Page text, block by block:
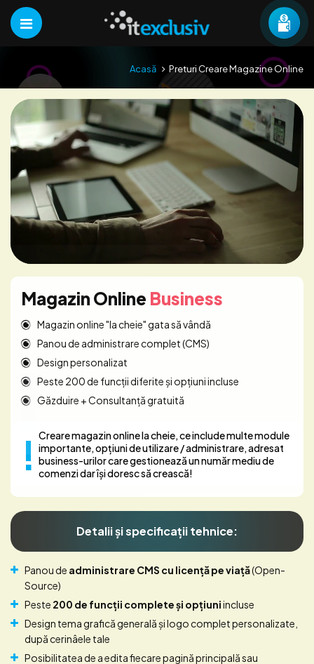
Acasă Preturi Creare Magazine Online
Magazin Online Business
Magazin online "la cheie" gata să vândă
Panou de administrare complet (CMS)
Design personalizat
Peste 200 de funcții diferite și opțiuni incluse
Găzduire + Consultanță gratuită
Creare magazin online la cheie, ce include multe module
importante, opțiuni de utilizare / administrare, adresat
business-urilor care gestionează un număr mediu de
comenzi dar își doresc să crească!
Detalii și specificații tehnice:
Panou de administrare CMS cu licenţă pe viaţă(Open-
Source)
Peste 200 de funcții complete și opțiuniincluse
Design tema grafică generală și logo complet personalizate,
după cerinâele tale
Posibilitatea de a edita fiecare pagină principală sau